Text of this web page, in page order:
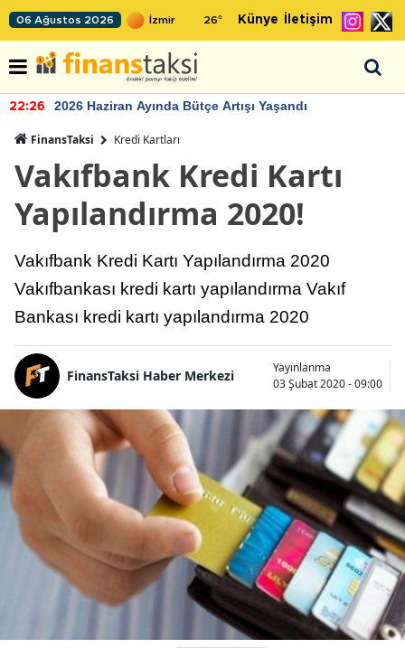
06 Ağustos 2026 26° Künye İletişim
22:26 2026 Haziran Ayında Bütçe Artışı Yaşandı
FinansTaksi Kredi Kartları
Vakıfbank Kredi Kartı
Yapılandırma 2020!
Vakıfbank Kredi Kartı Yapılandırma 2020
Vakıfbankası kredi kartı yapılandırma Vakıf
Bankası kredi kartı yapılandırma 2020
FinansTaksi Haber Merkezi
Yayınlanma
03 Şubat 2020 - 09:00